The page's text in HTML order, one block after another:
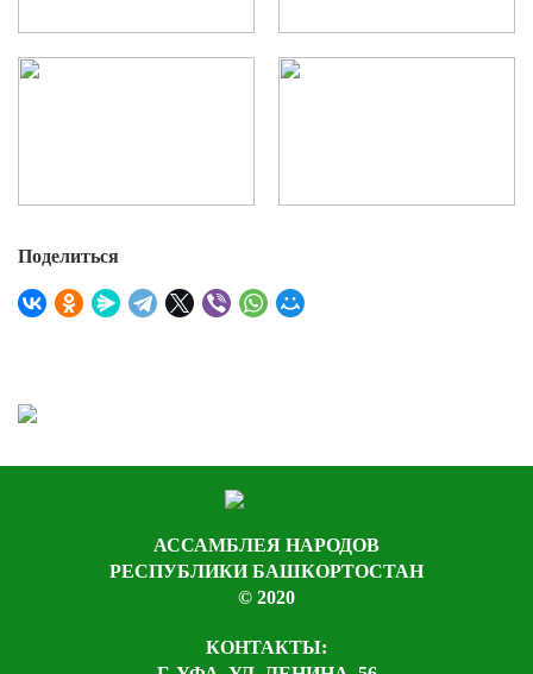
Поделиться
АССАМБЛЕЯ НАРОДОВ
РЕСПУБЛИКИ БАШКОРТОСТАН
© 2020
КОНТАКТЫ: